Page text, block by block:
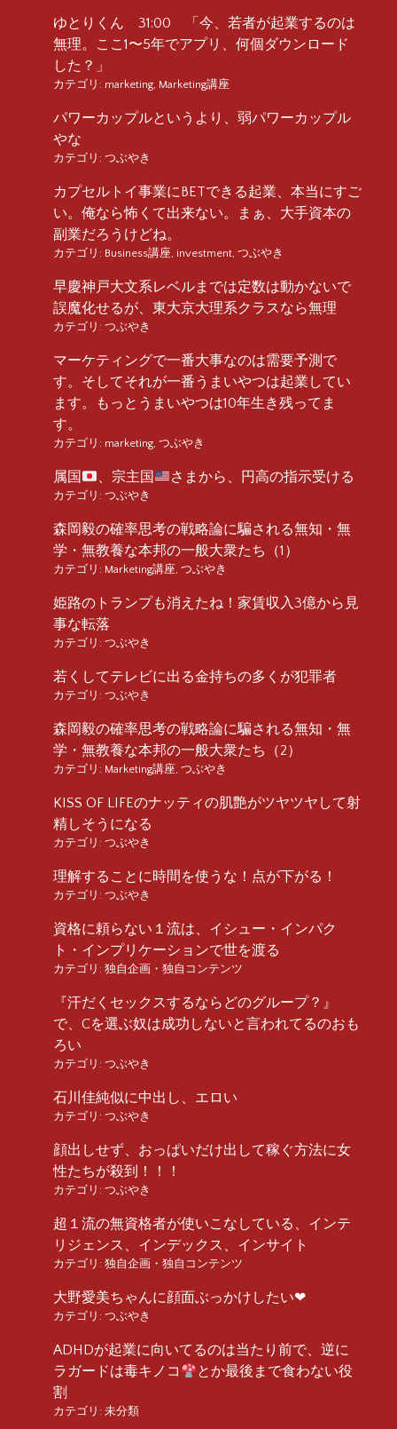
ゆとりくん 31:00 「今、若者が起業するのは
無理。ここ1〜5年でアプリ、何個ダウンロード
した？」
カテゴリ: marketing, Marketing講座
パワーカップルというより、弱パワーカップル
やな
カテゴリ: つぶやき
カプセルトイ事業にBETできる起業、本当にすご
い。俺なら怖くて出来ない。まぁ、大手資本の
副業だろうけどね。
カテゴリ: Business講座, investment, つぶやき
早慶神戸大文系レベルまでは定数は動かないで
誤魔化せるが、東大京大理系クラスなら無理
カテゴリ: つぶやき
マーケティングで一番大事なのは需要予測で
す。そしてそれが一番うまいやつは起業してい
ます。もっとうまいやつは10年生き残ってま
す。
カテゴリ: marketing, つぶやき
属国 、宗主国 さまから、円高の指示受ける
カテゴリ: つぶやき
森岡毅の確率思考の戦略論に騙される無知・無
学・無教養な本邦の一般大衆たち（1）
カテゴリ: Marketing講座, つぶやき
姫路のトランプも消えたね！家賃収入3億から見
事な転落
カテゴリ: つぶやき
若くしてテレビに出る金持ちの多くが犯罪者
カテゴリ: つぶやき
森岡毅の確率思考の戦略論に騙される無知・無
学・無教養な本邦の一般大衆たち（2）
カテゴリ: Marketing講座, つぶやき
KISS OF LIFEのナッティの肌艶がツヤツヤして射
精しそうになる
カテゴリ: つぶやき
理解することに時間を使うな！点が下がる！
カテゴリ: つぶやき
資格に頼らない１流は、イシュー・インパク
ト・インプリケーションで世を渡る
カテゴリ: 独自企画・独自コンテンツ
『汗だくセックスするならどのグループ？』
で、Cを選ぶ奴は成功しないと言われてるのおも
ろい
カテゴリ: つぶやき
石川佳純似に中出し、エロい
カテゴリ: つぶやき
顔出しせず、おっぱいだけ出して稼ぐ方法に女
性たちが殺到！！！
カテゴリ: つぶやき
超１流の無資格者が使いこなしている、インテ
リジェンス、インデックス、インサイト
カテゴリ: 独自企画・独自コンテンツ
大野愛美ちゃんに顔面ぶっかけしたい❤︎
カテゴリ: つぶやき
ADHDが起業に向いてるのは当たり前で、逆に
ラガードは毒キノコ
とか最後まで食わない役
割
カテゴリ: 未分類